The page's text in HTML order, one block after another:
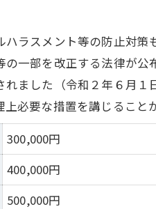
ラスメント等の防止対策
一部を改正する法律が公
ました（令和２年６月１
必要な措置を講じること
300,000円
400,000円
500,000円